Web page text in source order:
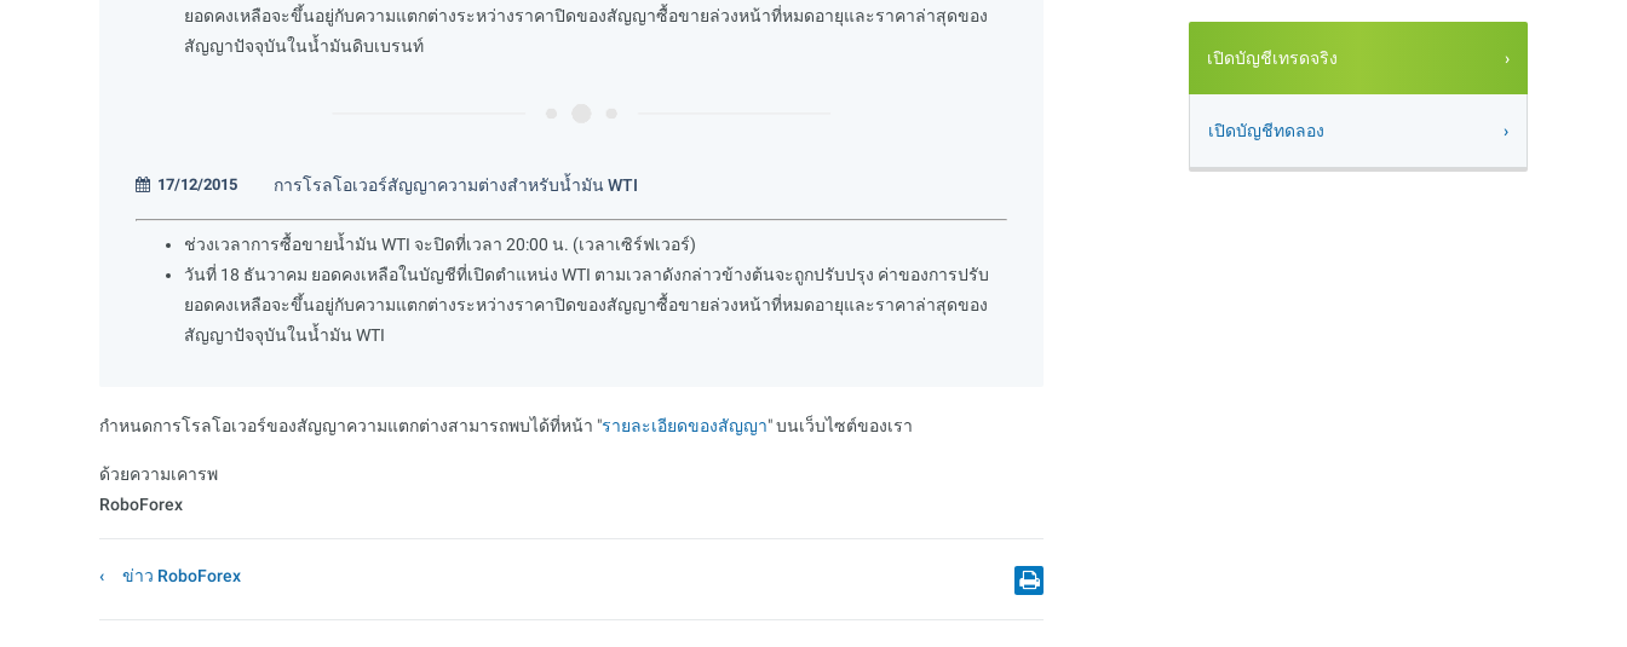
ยอดคงเหลือจะขึ้นอยู่กับความแตกต่างระหว่างราคาปิดของสัญญาซื้อขายล่วงหน้าที่หมดอายุและราคาล่าสุดของ
สัญญาปัจจุบันในน้ำมันดิบเบรนท์
17/12/2015 การโรลโอเวอร์สัญญาความต่างสำหรับน้ำมัน WTI
ช่วงเวลาการซื้อขายน้ำมัน WTI จะปิดที่เวลา 20:00 น. (เวลาเซิร์ฟเวอร์)
วันที่ 18 ธันวาคม ยอดคงเหลือในบัญชีที่เปิดตำแหน่ง WTI ตามเวลาดังกล่าวข้างต้นจะถูกปรับปรุง ค่าของการปรับ
ยอดคงเหลือจะขึ้นอยู่กับความแตกต่างระหว่างราคาปิดของสัญญาซื้อขายล่วงหน้าที่หมดอายุและราคาล่าสุดของ
สัญญาปัจจุบันในน้ำมัน WTI
กำหนดการโรลโอเวอร์ของสัญญาความแตกต่างสามารถพบได้ที่หน้า "รายละเอียดของสัญญา" บนเว็บไซต์ของเรา
ด้วยความเคารพ
RoboForex
ข่าว RoboForex
เปิดบัญชีเทรดจริง
เปิดบัญชีทดลอง